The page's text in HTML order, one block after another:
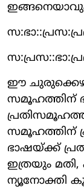
ഈ
സമൂഹത്തിന്
സമൂഹത്തിന്
ഭാഷയ്ക്ക്
ഇത്രയും
ന്യൂനോക്തി